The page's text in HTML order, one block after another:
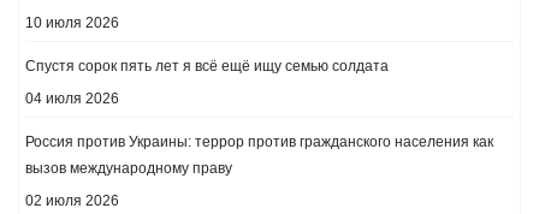
10 июля 2026
Спустя сорок пять лет я всё ещё ищу семью солдата
04 июля 2026
Россия против Украины: террор против гражданского населения как
вызов международному праву
02 июля 2026